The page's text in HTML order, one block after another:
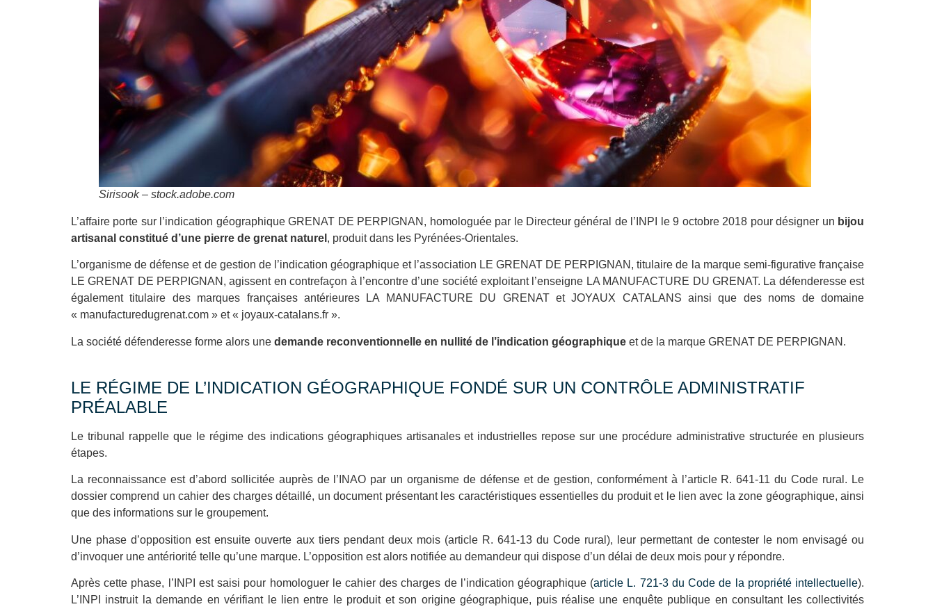
Sirisook – stock.adobe.com
L’affaire porte sur l’indication géographique GRENAT DE PERPIGNAN, homologuée par le Directeur général de l’INPI le 9 octobre 2018 pour désigner un bijou
artisanal constitué d’une pierre de grenat naturel , produit dans les Pyrénées-Orientales.
L’organisme de défense et de gestion de l’indication géographique et l’association LE GRENAT DE PERPIGNAN, titulaire de la marque semi-figurative française
LE GRENAT DE PERPIGNAN, agissent en contrefaçon à l’encontre d’une société exploitant l’enseigne LA MANUFACTURE DU GRENAT. La défenderesse est
également titulaire des marques françaises antérieures LA MANUFACTURE DU GRENAT et JOYAUX CATALANS ainsi que des noms de domaine
« manufacturedugrenat.com » et « joyaux-catalans.fr ».
La société défenderesse forme alors une demande reconventionnelle en nullité de l’indication géographique et de la marque GRENAT DE PERPIGNAN.
LE RÉGIME DE L’INDICATION GÉOGRAPHIQUE FONDÉ SUR UN CONTRÔLE ADMINISTRATIF
PRÉALABLE
Le tribunal rappelle que le régime des indications géographiques artisanales et industrielles repose sur une procédure administrative structurée en plusieurs
étapes.
La reconnaissance est d’abord sollicitée auprès de l’INAO par un organisme de défense et de gestion, conformément à l’article R. 641-11 du Code rural. Le
dossier comprend un cahier des charges détaillé, un document présentant les caractéristiques essentielles du produit et le lien avec la zone géographique, ainsi
que des informations sur le groupement.
Une phase d’opposition est ensuite ouverte aux tiers pendant deux mois (article R. 641-13 du Code rural), leur permettant de contester le nom envisagé ou
d’invoquer une antériorité telle qu’une marque. L’opposition est alors notifiée au demandeur qui dispose d’un délai de deux mois pour y répondre.
Après cette phase, l’INPI est saisi pour homologuer le cahier des charges de l’indication géographique (article L. 721-3 du Code de la propriété intellectuelle).
L’INPI instruit la demande en vérifiant le lien entre le produit et son origine géographique, puis réalise une enquête publique en consultant les collectivités